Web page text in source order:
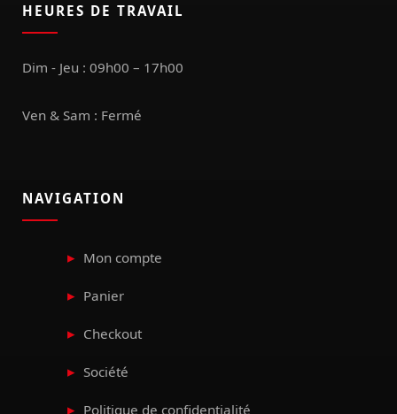
HEURES DE TRAVAIL
Dim - Jeu : 09h00 – 17h00
Ven & Sam : Fermé
NAVIGATION
Mon compte
Panier
Checkout
Société
Politique de confidentialité